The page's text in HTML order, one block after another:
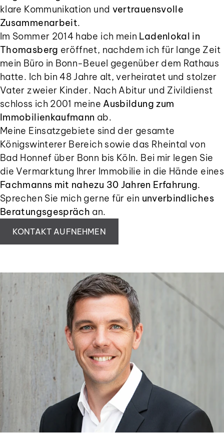
klare Kommunikation und vertrauensvolle
Zusammenarbeit.
Im Sommer 2014 habe ich mein Ladenlokal in
Thomasberg eröffnet, nachdem ich für lange Zeit
mein Büro in Bonn-Beuel gegenüber dem Rathaus
hatte. Ich bin 48 Jahre alt, verheiratet und stolzer
Vater zweier Kinder. Nach Abitur und Zivildienst
schloss ich 2001 meine Ausbildung zum
Immobilienkaufmann ab.
Meine Einsatzgebiete sind der gesamte
Königswinterer Bereich sowie das Rheintal von
Bad Honnef über Bonn bis Köln. Bei mir legen Sie
die Vermarktung Ihrer Immobilie in die Hände eines
Fachmanns mit nahezu 30 Jahren Erfahrung.
Sprechen Sie mich gerne für ein unverbindliches
Beratungsgespräch an.
KONTAKT AUFNEHMEN